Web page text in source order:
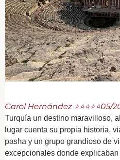
Carol Hernández ⭐⭐⭐⭐⭐05/
Turquía un destino maravilloso,
lugar cuenta su propia historia,
pasha y un grupo grandioso de
excepcionales donde